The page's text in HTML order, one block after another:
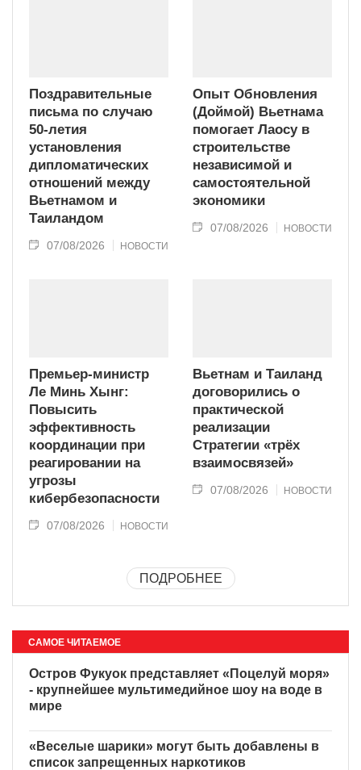
Поздравительные
письма по случаю
50-летия
установления
дипломатических
отношений между
Вьетнамом и
Таиландом
07/08/2026 НОВОСТИ
Опыт Обновления
(Доймой) Вьетнама
помогает Лаосу в
строительстве
независимой и
самостоятельной
экономики
07/08/2026 НОВОСТИ
Премьер-министр
Ле Минь Хынг:
Повысить
эффективность
координации при
реагировании на
угрозы
кибербезопасности
07/08/2026 НОВОСТИ
Вьетнам и Таиланд
договорились о
практической
реализации
Стратегии «трёх
взаимосвязей»
07/08/2026 НОВОСТИ
ПОДРОБНЕЕ
САМОЕ ЧИТАЕМОЕ
Остров Фукуок представляет «Поцелуй моря»
- крупнейшее мультимедийное шоу на воде в
мире
«Веселые шарики» могут быть добавлены в
список запрещенных наркотиков